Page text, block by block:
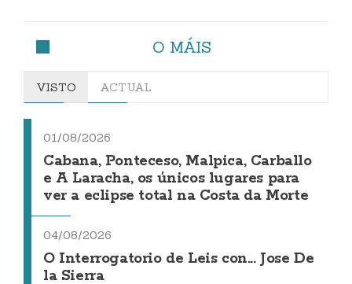
O MÁIS
VISTO ACTUAL
01/08/2026
Cabana, Ponteceso, Malpica, Carballo
e A Laracha, os únicos lugares para
ver a eclipse total na Costa da Morte
04/08/2026
O Interrogatorio de Leis con... Jose De
la Sierra